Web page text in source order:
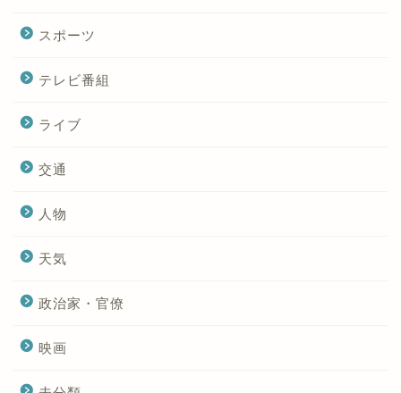
スポーツ
テレビ番組
ライブ
交通
人物
天気
政治家・官僚
映画